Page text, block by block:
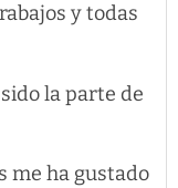
y todas
la parte de
me ha gustado